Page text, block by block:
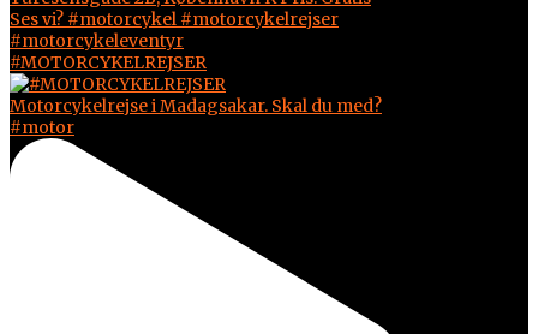
#MOTORCYKELREJSER
Motorcykelrejse i Madagsakar. Skal du med?
#motor